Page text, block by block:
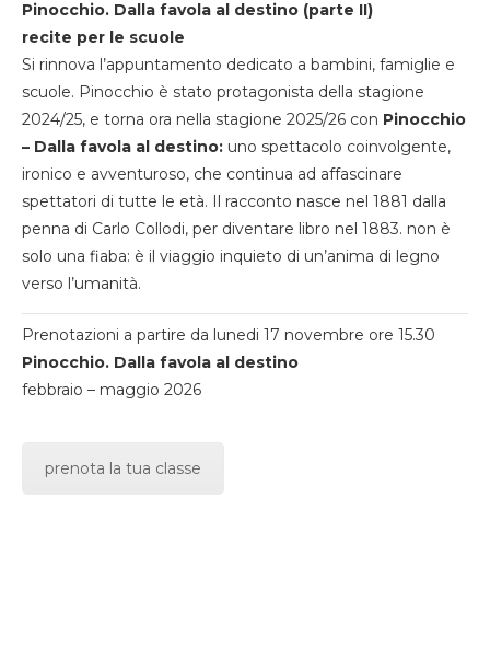
Pinocchio. Dalla favola al destino (parte II)
recite per le scuole
Si rinnova l’appuntamento dedicato a bambini, famiglie e
scuole. Pinocchio è stato protagonista della stagione
2024/25, e torna ora nella stagione 2025/26 con Pinocchio
– Dalla favola al destino: uno spettacolo coinvolgente,
ironico e avventuroso, che continua ad affascinare
spettatori di tutte le età. Il racconto nasce nel 1881 dalla
penna di Carlo Collodi, per diventare libro nel 1883. non è
solo una fiaba: è il viaggio inquieto di un’anima di legno
verso l’umanità.
Prenotazioni a partire da lunedi 17 novembre ore 15.30
Pinocchio. Dalla favola al destino
febbraio – maggio 2026
prenota la tua classe